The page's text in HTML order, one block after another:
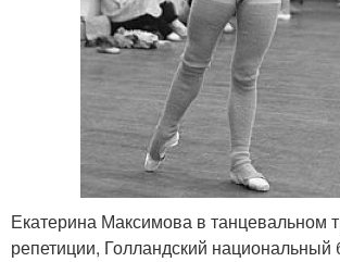
Екатерина Максимова в танцевальном
репетиции, Голландский национальный